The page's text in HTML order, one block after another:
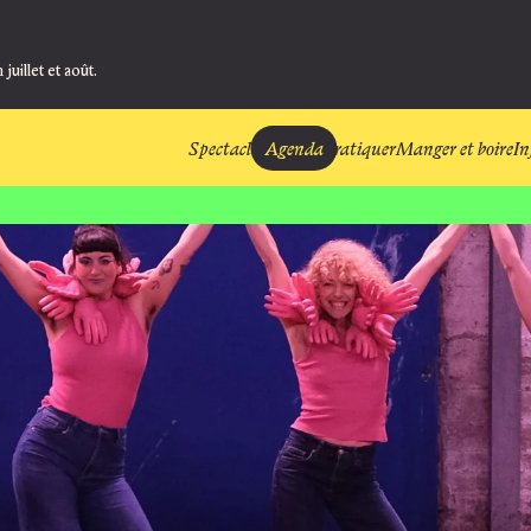
juillet et août.
Spectacles AgendaPratiquerManger et boire
Jeudi 27 août à 14:00
la billetterie ouvre 1h30 avant en
avant en salle Nova
BAR / RESTAURANT
Fermé, ouvre Mardi 25 août
Mixt
Maison
Se former
Pratiquer